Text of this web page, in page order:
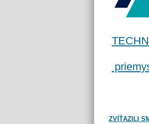
ZVÍŤAZILI